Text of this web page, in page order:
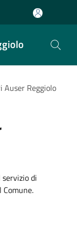
Auser Reggiolo
di